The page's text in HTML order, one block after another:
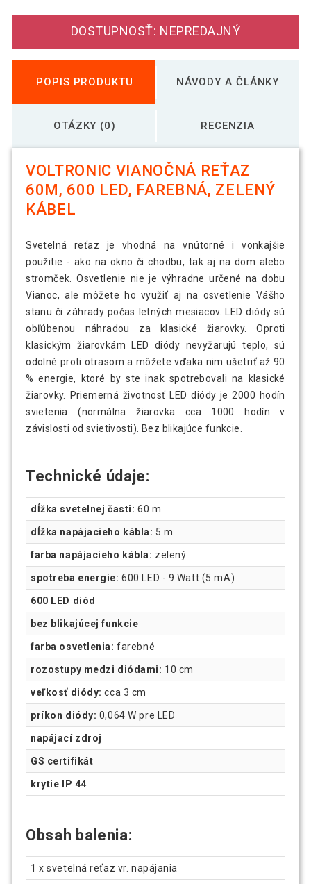
DOSTUPNOSŤ: NEPREDAJNÝ
POPIS PRODUKTU NÁVODY A ČLÁNKY
OTÁZKY (0) RECENZIA
VOLTRONIC VIANOČNÁ REŤAZ
60M, 600 LED, FAREBNÁ, ZELENÝ
KÁBEL
Svetelná reťaz je vhodná na vnútorné i vonkajšie
použitie - ako na okno či chodbu, tak aj na dom alebo
stromček. Osvetlenie nie je výhradne určené na dobu
Vianoc, ale môžete ho využiť aj na osvetlenie Vášho
stanu či záhrady počas letných mesiacov. LED diódy sú
obľúbenou náhradou za klasické žiarovky. Oproti
klasickým žiarovkám LED diódy nevyžarujú teplo, sú
odolné proti otrasom a môžete vďaka nim ušetriť až 90
% energie, ktoré by ste inak spotrebovali na klasické
žiarovky. Priemerná životnosť LED diódy je 2000 hodín
svietenia (normálna žiarovka cca 1000 hodín v
závislosti od svietivosti). Bez blikajúce funkcie.
Technické údaje:
dĺžka svetelnej časti: 60 m
dĺžka napájacieho kábla: 5 m
farba napájacieho kábla: zelený
spotreba energie:600 LED - 9 Watt (5 mA)
600 LED diód
bez blikajúcej funkcie
farba osvetlenia: farebné
rozostupy medzi diódami: 10 cm
veľkosť diódy: cca 3 cm
príkon diódy: 0,064 W pre LED
napájací zdroj
GS certifikát
krytie IP 44
Obsah balenia:
1 x svetelná reťaz vr. napájania